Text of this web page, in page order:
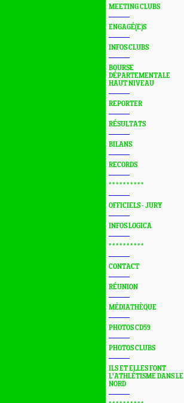
MEETING CLUBS
ENGAGÉ(E)S
INFOS CLUBS
BOURSE
DÉPARTEMENTALE
HAUT NIVEAU
REPORTER
RÉSULTATS
BILANS
RECORDS
* * * * * * * * * *
OFFICIELS - JURY
INFOS LOGICA
* * * * * * * * * *
CONTACT
RÉUNION
MÉDIATHÈQUE
PHOTOS CD59
PHOTOS CLUBS
ILS ET ELLES FONT
L'ATHLÉTISME DANS LE
NORD